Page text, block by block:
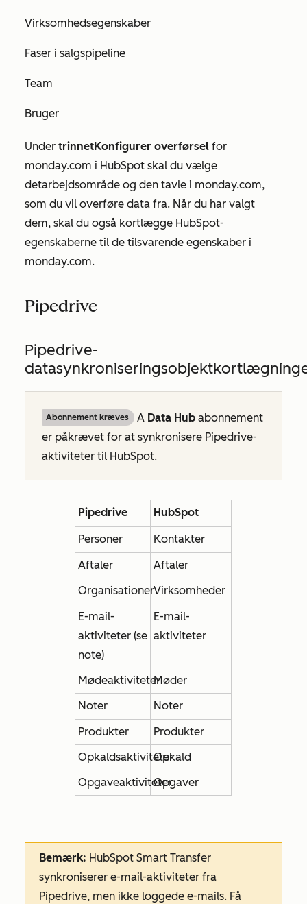
Virksomhedsegenskaber
Faser i salgspipeline
Team
Bruger
Under trinnetKonfigurer overførsel for
monday.com i HubSpot skal du vælge
detarbejdsområde og den tavle i monday.com,
som du vil overføre data fra. Når du har valgt
dem, skal du også kortlægge HubSpot-
egenskaberne til de tilsvarende egenskaber i
monday.com.
Pipedrive
Pipedrive-
Abonnement kræves A Data Hub abonnement
er påkrævet for at synkronisere Pipedrive-
aktiviteter til HubSpot.
Pipedrive HubSpot
Personer
Kontakter
Aftaler
Aftaler
OrganisationerVirksomheder
E-mail-
aktiviteter (se
note)
E-mail-
aktiviteter
MødeaktiviteterMøder
Noter
Noter
Produkter
Produkter
OpkaldsaktiviteterOpkald
OpgaveaktiviteterOpgaver
Bemærk: HubSpot Smart Transfer
synkroniserer e-mail-aktiviteter fra
Pipedrive, men ikke loggede e-mails. Få